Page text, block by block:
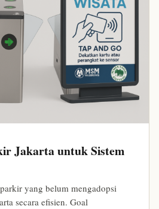
Jakarta untuk Sistem
yang belum mengadopsi
secara efisien. Goal